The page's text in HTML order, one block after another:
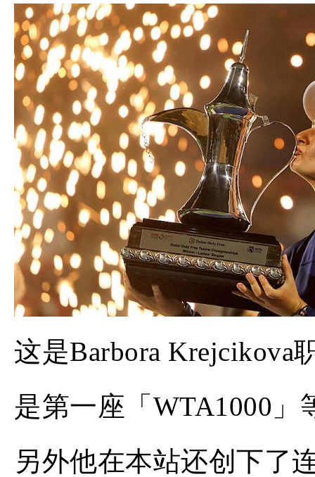
这是Barbora Krejcikova
是第一座「WTA1000
另外他在本站还创下了